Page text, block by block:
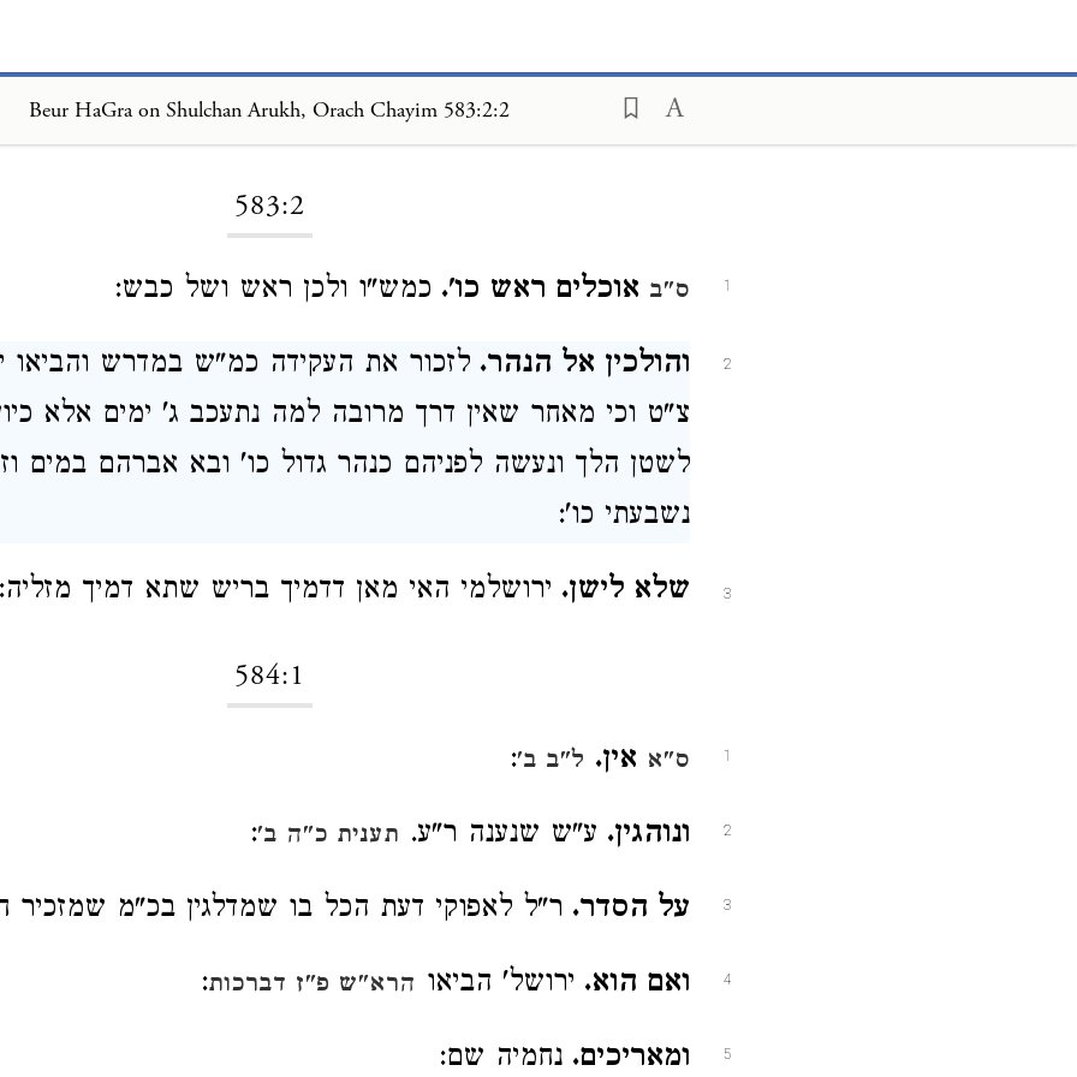
Beur HaGra on Shulchan Arukh, Orach Chayim 583:2:2
583:2
1 ס"ב אוכלים ראש כו'. כמש"ו ולכן ראש ושל כבש:
2 והולכין אל הנהר. לזכור את העקידה כמ"ש במדרש והביאו
צ"ט וכי מאחר שאין דרך מרובה למה נתעכב ג' ימים אלא
לשטן הלך ונעשה לפניהם כנהר גדול כו' ובא אברהם במים
נשבעתי כו':
3 שלא לישן. ירושלמי האי מאן דדמיך בריש שתא דמיך
584:1
1 ס"א אין. ל"ב ב':
2 ונוהגין. ע"ש שנענה ר"ע. תענית כ"ה ב':
3 על הסדר. ר"ל לאפוקי דעת הכל בו שמדלגין בכ"מ שמזכיר
4 ואם הוא. ירושל' הביאו הרא"ש פ"ז דברכות:
5 ומאריכים. נחמיה שם: